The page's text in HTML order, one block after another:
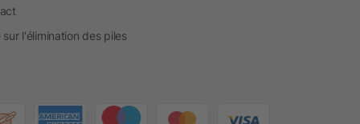
sur l'élimination des piles